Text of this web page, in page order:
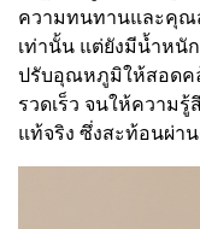
ความทนทานและคุณ
เท่านั้น แต่ยังมีน้ำหนั
ปรับอุณหภูมิให้สอดค
รวดเร็ว จนให้ความ
แท้จริง ซึ่งสะท้อนผ่าน